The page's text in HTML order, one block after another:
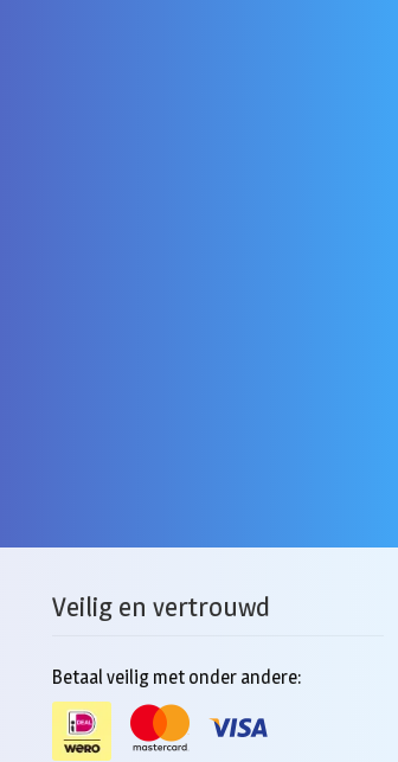
Veilig en vertrouwd
Betaal veilig met onder andere: